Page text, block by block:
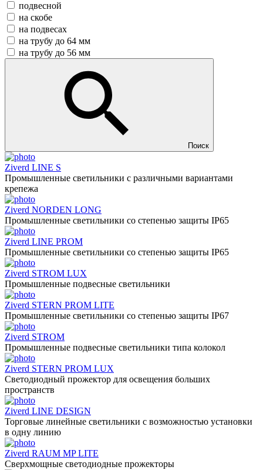
подвесной
на скобе
на подвесах
на трубу до 64 мм
на трубу до 56 мм
Поиск
Ziverd LINE S
Промышленные светильники с различными вариантами
крепежа
Ziverd NORDEN LONG
Промышленные светильники со степенью защиты IP65
Ziverd LINE PROM
Промышленные светильники со степенью защиты IP65
Ziverd STROM LUX
Промышленные подвесные светильники
Ziverd STERN PROM LITE
Промышленные светильники со степенью защиты IP67
Ziverd STROM
Промышленные подвесные светильники типа колокол
Ziverd STERN PROM LUX
Светодиодный прожектор для освещения больших
пространств
Ziverd LINE DESIGN
Торговые линейные светильники с возможностью установки
в одну линию
Ziverd RAUM MP LITE
Сверхмощные светодиодные прожекторы